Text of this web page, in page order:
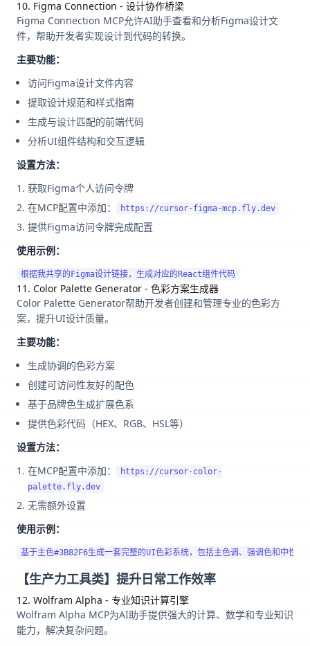
10. Figma Connection - 设计协作桥梁
Figma Connection MCP允许AI助手查看和分析Figma设计文
件，帮助开发者实现设计到代码的转换。
主要功能：
访问Figma设计文件内容
提取设计规范和样式指南
生成与设计匹配的前端代码
分析UI组件结构和交互逻辑
设置方法：
获取Figma个人访问令牌
在MCP配置中添加：
https://cursor-figma-mcp.fly.dev
提供Figma访问令牌完成配置
使用示例：
11. Color Palette Generator - 色彩方案生成器
Color Palette Generator帮助开发者创建和管理专业的色彩方
案，提升UI设计质量。
主要功能：
生成协调的色彩方案
创建可访问性友好的配色
基于品牌色生成扩展色系
提供色彩代码（HEX、RGB、HSL等）
设置方法：
在MCP配置中添加：
https://cursor-color-
palette.fly.dev
无需额外设置
使用示例：
【生产力工具类】提升日常工作效率
12. Wolfram Alpha - 专业知识计算引擎
Wolfram Alpha MCP为AI助手提供强大的计算、数学和专业知识
能力，解决复杂问题。